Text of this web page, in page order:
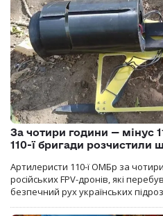
За чотири години — мінус
110-ї бригади розчистили
Артилеристи 110-ї ОМБр за
російських FPV-дронів, які
безпечний рух українських